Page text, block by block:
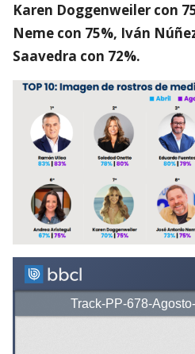
Karen Doggenweiler con
Neme con 75%, Iván
Saavedra con 72%.